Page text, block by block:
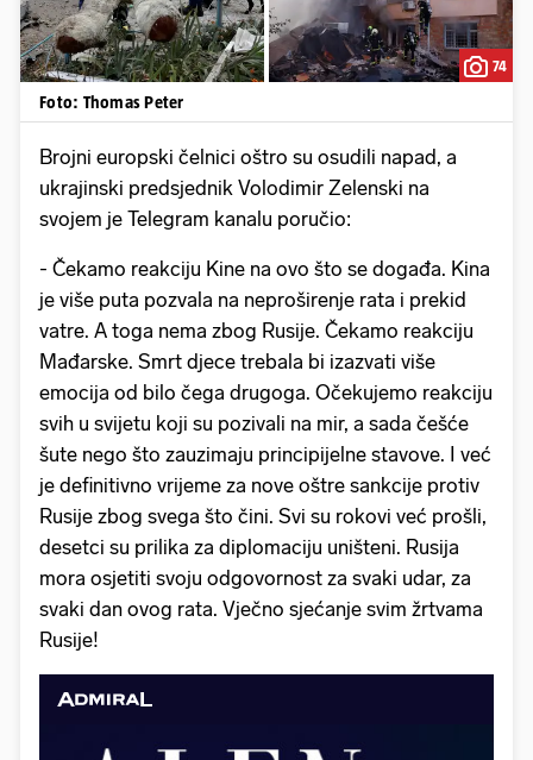
74
Foto: Thomas Peter
Brojni europski čelnici oštro su osudili napad, a
ukrajinski predsjednik Volodimir Zelenski na
svojem je Telegram kanalu poručio:
- Čekamo reakciju Kine na ovo što se događa. Kina
je više puta pozvala na neproširenje rata i prekid
vatre. A toga nema zbog Rusije. Čekamo reakciju
Mađarske. Smrt djece trebala bi izazvati više
emocija od bilo čega drugoga. Očekujemo reakciju
svih u svijetu koji su pozivali na mir, a sada češće
šute nego što zauzimaju principijelne stavove. I već
je definitivno vrijeme za nove oštre sankcije protiv
Rusije zbog svega što čini. Svi su rokovi već prošli,
desetci su prilika za diplomaciju uništeni. Rusija
mora osjetiti svoju odgovornost za svaki udar, za
svaki dan ovog rata. Vječno sjećanje svim žrtvama
Rusije!